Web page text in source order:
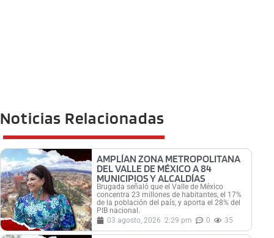
Noticias Relacionadas
AMPLÍAN ZONA METROPOLITANA
DEL VALLE DE MÉXICO A 84
MUNICIPIOS Y ALCALDÍAS
Brugada señaló que el Valle de México
concentra 23 millones de habitantes, el 17%
de la población del país, y aporta el 28% del
PIB nacional.
03 agosto, 2026 2:29 pm 0 35